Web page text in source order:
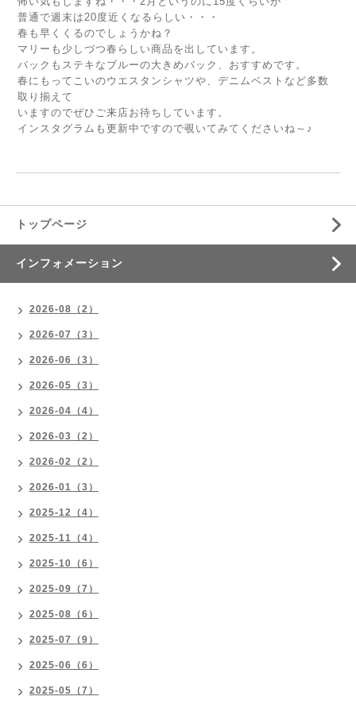
普通で週末は20度近くなるらしい・・・
春も早くくるのでしょうかね？
マリーも少しづつ春らしい商品を出しています。
バックもステキなブルーの大きめバック、おすすめです。
春にもってこいのウエスタンシャツや、デニムベストなど多数
取り揃えて
いますのでぜひご来店お待ちしています。
インスタグラムも更新中ですので覗いてみてくださいね～♪
トップページ
インフォメーション
2026-08（2）
2026-07（3）
2026-06（3）
2026-05（3）
2026-04（4）
2026-03（2）
2026-02（2）
2026-01（3）
2025-12（4）
2025-11（4）
2025-10（6）
2025-09（7）
2025-08（6）
2025-07（9）
2025-06（6）
2025-05（7）